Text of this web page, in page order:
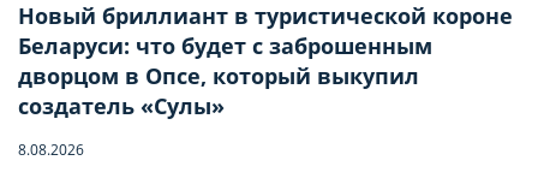
Новый бриллиант в туристической короне
Беларуси: что будет с заброшенным
дворцом в Опсе, который выкупил
создатель «Сулы»
8.08.2026